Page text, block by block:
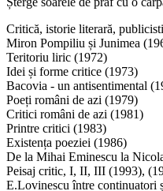
Critică, istorie literară,
Miron Pompiliu și Junimea
Teritoriu liric (1972)
Idei și forme critice (1973)
Bacovia - un antisentimental
Poeți români de azi (1979)
Critici români de azi (1981)
Printre critici (1983)
Existența poeziei (1986)
De la Mihai Eminescu la
Peisaj critic, I, II, III (1993),
E.Lovinescu între continuatori